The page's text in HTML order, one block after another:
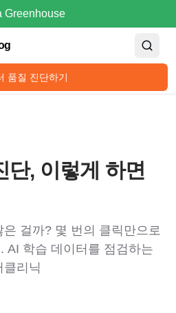
Greenhouse
품질 진단하기
단, 이렇게 하면
걸까? 몇 번의 클릭만으로
AI 학습 데이터를 점검하는
리닉